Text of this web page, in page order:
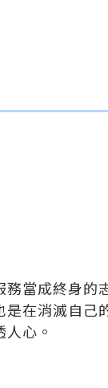
當成終身
在消滅自己
心。